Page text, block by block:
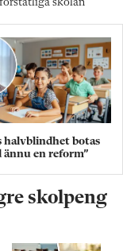
skolan
halvblindhet botas
ännu en reform”
skolpeng